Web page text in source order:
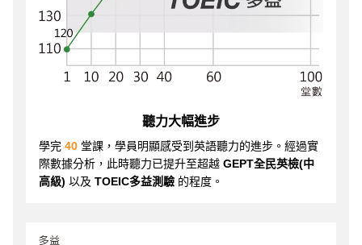
聽力大幅進步
學完 40 堂課，學員明顯感受到英語聽力的進步。經過實
際數據分析，此時聽力已提升至超越 GEPT全民英檢(中
高級) 以及 TOEIC多益測驗 的程度。